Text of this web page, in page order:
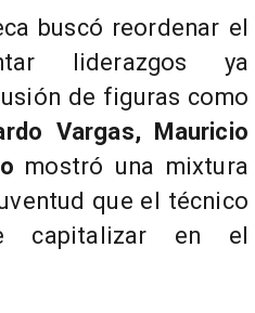
buscó reordenar el
liderazgos ya
de figuras como
Vargas, Mauricio
mostró una mixtura
que el técnico
capitalizar en el